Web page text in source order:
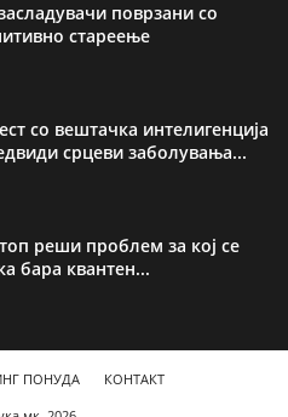
поврзани со
стареење
со вештачка интелигенција
срцеви заболувања...
реши проблем за кој се
бара квантен...
ПОНУДА
КОНТАКТ